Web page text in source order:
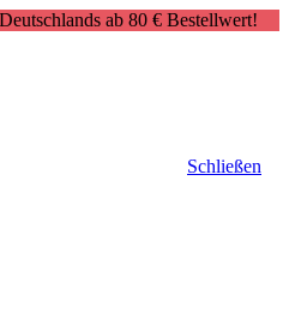
ab 80 € Bestellwert!
Schließen